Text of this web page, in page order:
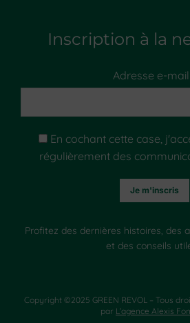
Inscription à la
Adresse e-
En cochant cette case,
régulièrement des
Profitez des dernières histoires, des
et des conseils
Copyright ©2025 GREEN REVOL – Tous
par L’agence Alexis